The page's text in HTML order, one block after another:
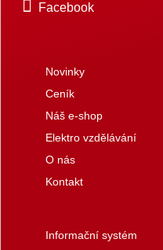
Facebook
Novinky
Ceník
Náš e-shop
Elektro vzdělávání
O nás
Kontakt
Informační systém